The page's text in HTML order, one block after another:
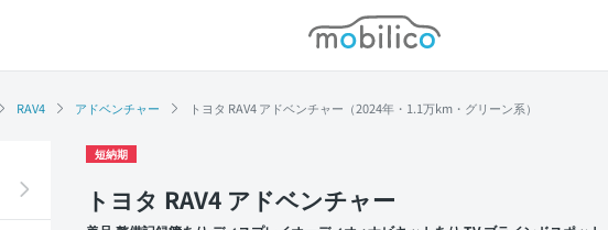
モビリコ
RAV4 アドベンチャー トヨタ RAV4 アドベンチャー（2024年・1.1万km・グリーン系）
短納期
トヨタ RAV4 アドベンチャー